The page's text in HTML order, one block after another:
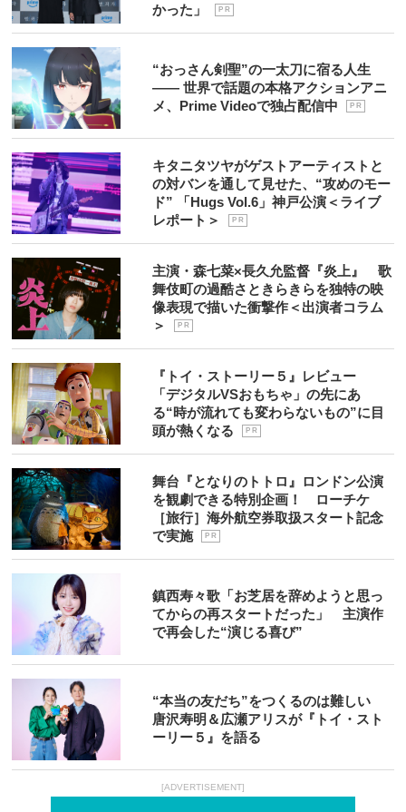
かった」
P R
“おっさん剣聖”の一太刀に宿る人生
―― 世界で話題の本格アクションアニ
メ、Prime Videoで独占配信中
P R
キタニタツヤがゲストアーティストと
の対バンを通して見せた、“攻めのモー
ド” 「Hugs Vol.6」神戸公演＜ライブ
レポート＞
P R
主演・森七菜×長久允監督『炎上』 歌
舞伎町の過酷さときらきらを独特の映
像表現で描いた衝撃作＜出演者コラム
＞
P R
『トイ・ストーリー５』レビュー
「デジタルVSおもちゃ」の先にあ
る“時が流れても変わらないもの”に目
頭が熱くなる
P R
舞台『となりのトトロ』ロンドン公演
を観劇できる特別企画！ ローチケ
［旅行］海外航空券取扱スタート記念
で実施
P R
鎮西寿々歌「お芝居を辞めようと思っ
てからの再スタートだった」 主演作
で再会した“演じる喜び”
“本当の友だち”をつくるのは難しい
唐沢寿明＆広瀬アリスが『トイ・スト
ーリー５』を語る
[ADVERTISEMENT]